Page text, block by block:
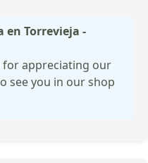
en Torrevieja -
for appreciating our
see you in our shop